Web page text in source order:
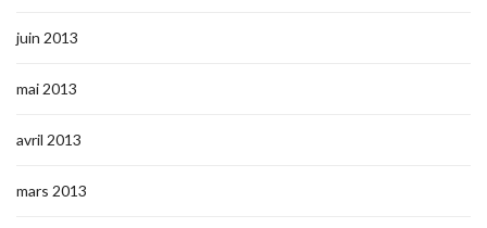
juin 2013
mai 2013
avril 2013
mars 2013